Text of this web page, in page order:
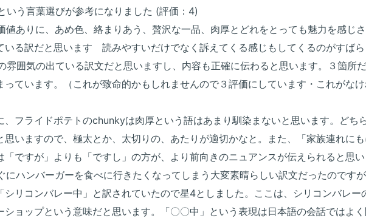
いう言葉選びが参考になりました (評価：4)
値ありに、あめ色、絡まりあう、贅沢な一品、肉厚とどれをとっても魅力を感じ
いる訳だと思います 読みやすいだけでなく訴えてくる感じもしてくるのがすば
雰囲気の出ている訳文だと思いますし、内容も正確に伝わると思います。３箇所
っています。（これが致命的かもしれませんので３評価にしています・これがな
、フライドポテトのchunkyは肉厚という語はあまり馴染まないと思います。どち
思いますので、極太とか、太切りの、あたりが適切かなと。また、「家族連れに
「ですが」よりも「ですし」の方が、より前向きのニュアンスが伝えられると思
ハンバーガーを食べに行きたくなってしまう大変素晴らしい訳文だったのです
シリコンバレー中」と訳されていたので星4としました。ここは、シリコンバレー
ショップという意味だと思います。「〇〇中」という表現は日本語の会話ではよ